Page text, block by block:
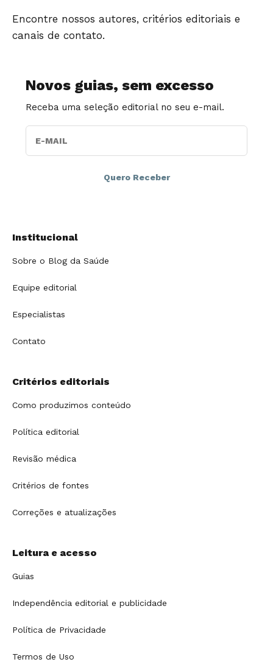
Encontre nossos autores, critérios editoriais e
canais de contato.
Novos guias, sem excesso
Receba uma seleção editorial no seu e-mail.
Institucional
Sobre o Blog da Saúde
Equipe editorial
Especialistas
Contato
Critérios editoriais
Como produzimos conteúdo
Política editorial
Revisão médica
Critérios de fontes
Correções e atualizações
Leitura e acesso
Guias
Independência editorial e publicidade
Política de Privacidade
Termos de Uso